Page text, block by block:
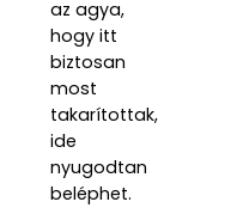
az agya,
hogy itt
biztosan
most
takarítottak,
ide
nyugodtan
beléphet.